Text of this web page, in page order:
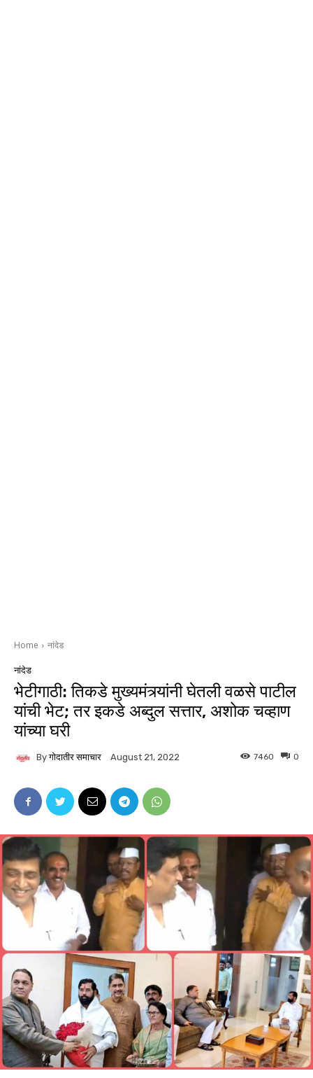
Home नांदेड
नांदेड
भेटीगाठी: तिकडे मुख्यमंत्र्यांनी घेतली वळसे पाटील
यांची भेट; तर इकडे अब्दुल सत्तार, अशोक चव्हाण
यांच्या घरी
By गोदातीर समाचार August 21, 2022 0
7460